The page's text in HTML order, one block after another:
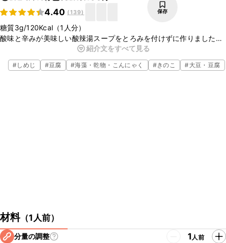
4.40 (139) 保存
糖質3g/120Kcal（1人分）
酸味と辛みが美味しい酸辣湯スープをとろみを付けずに作りました。
もずくのとろみがありますので物足りなさが軽減できますよ。片栗粉
小さじ1/2杯でとろみを付けた場合は糖質約1.2gプラスになります。
※この糖質量・カロリーは調理法等を考慮した栄養計算を行っている
紹介文をすべて見る
#しめじ #豆腐 #海藻・乾物・こんにゃく #きのこ #大豆・豆腐
材料（1人前）
分量の調整 1人前